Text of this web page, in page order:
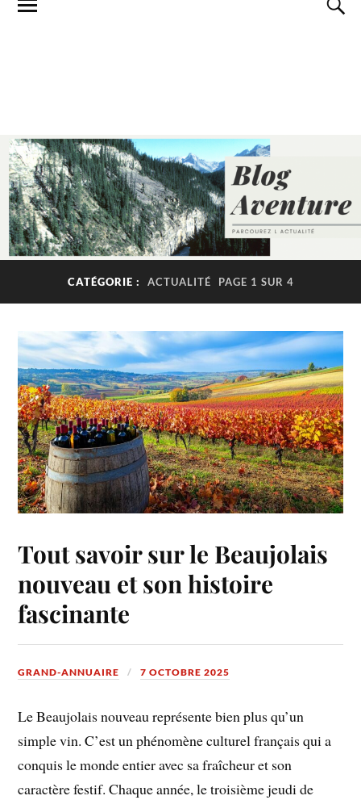
CATÉGORIE : ACTUALITÉ PAGE 1 SUR 4
Tout savoir sur le Beaujolais
nouveau et son histoire
fascinante
GRAND-ANNUAIRE 7 OCTOBRE 2025
Le Beaujolais nouveau représente bien plus qu’un
simple vin. C’est un phénomène culturel français qui a
conquis le monde entier avec sa fraîcheur et son
caractère festif. Chaque année, le troisième jeudi de